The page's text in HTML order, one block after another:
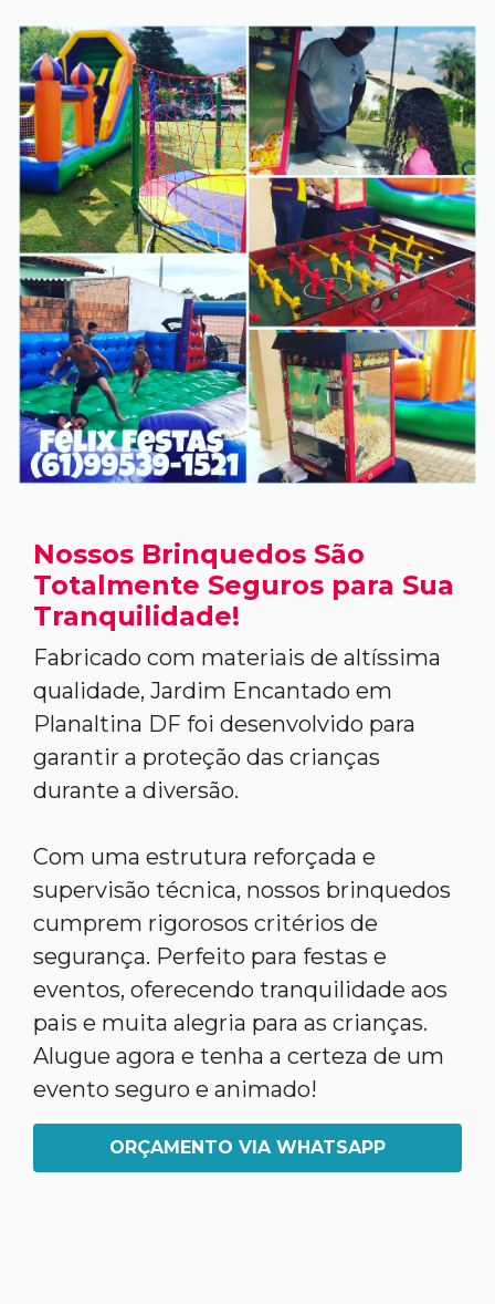
Nossos Brinquedos São
Totalmente Seguros para Sua
Tranquilidade!
Fabricado com materiais de altíssima
qualidade, Jardim Encantado em
Planaltina DF foi desenvolvido para
garantir a proteção das crianças
durante a diversão.
Com uma estrutura reforçada e
supervisão técnica, nossos brinquedos
cumprem rigorosos critérios de
segurança. Perfeito para festas e
eventos, oferecendo tranquilidade aos
pais e muita alegria para as crianças.
Alugue agora e tenha a certeza de um
evento seguro e animado!
ORÇAMENTO VIA WHATSAPP